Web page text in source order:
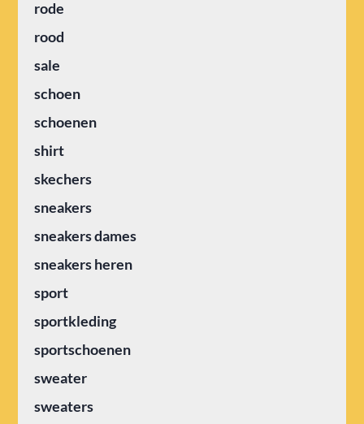
rode
rood
sale
schoen
schoenen
shirt
skechers
sneakers
sneakers dames
sneakers heren
sport
sportkleding
sportschoenen
sweater
sweaters